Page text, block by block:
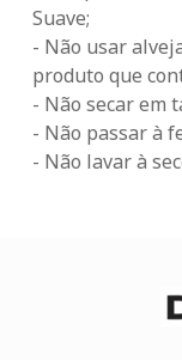
Suave;
- Não usar
produto que
- Não secar em
- Não passar à
- Não lavar à